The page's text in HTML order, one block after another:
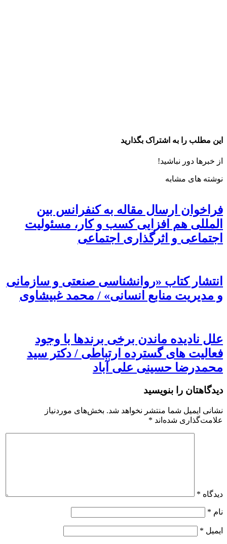
این مطلب را به اشتراک بگذارید
از خبرها دور نباشید!
نوشته های مشابه
فراخوان ارسال مقاله به کنفرانس بین
المللی هم افزایی کسب و کار، مسئولیت
اجتماعی و اثرگذاری اجتماعی
انتشار کتاب «روانشناسی صنعتی و سازمانی
و مدیریت منابع انسانی» / محمد غبیشاوی
علل نادیده ماندن برخی برندها با وجود
فعالیت های گسترده ارتباطی / دکتر سید
محمدرضا حسینی علی آباد
دیدگاهتان را بنویسید
نشانی ایمیل شما منتشر نخواهد شد. بخش‌های موردنیاز
علامت‌گذاری شده‌اند *
دیدگاه *
نام *
ایمیل *